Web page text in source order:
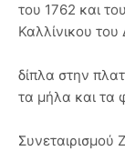
του 1762 και
Καλλίνικου του
δίπλα στην
τα μήλα και τα
Συνεταιρισμού